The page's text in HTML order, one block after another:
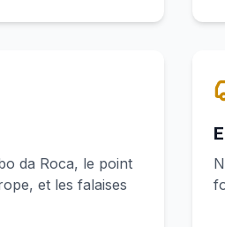
da Roca, le point
et les falaises